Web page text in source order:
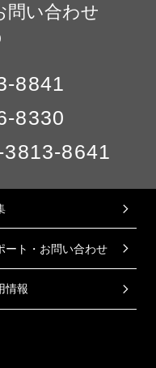
問い合わせ
8841
8330
3813-8641
ート・お問い合わせ
情報